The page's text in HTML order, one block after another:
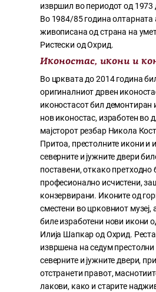
извршил во периодот од 1973
Во 1984/85 година олтарната
живописана од страна на
Ристески од Охрид.
Иконостас, икони и
Во црквата до 2014 година
оригиналниот дрвен
иконостасот бил демонтиран
нов иконостас, изработен во
мајсторот резбар Никола
Притоа, престолните икони и
северните и јужните двери
поставени, откако претходно
професионално исчистени,
конзервирани. Иконите од
сместени во црковниот музеј,
биле изработени нови икони
Илија Шапкар од Охрид.
извршена на седум
северните и јужните двери,
отстранети правот,
лакови, како и старите